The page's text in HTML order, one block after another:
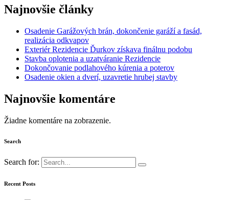
Najnovšie články
Osadenie Garážových brán, dokončenie garáží a fasád,
realizácia odkvapov
Exteriér Rezidencie Ďurkov získava finálnu podobu
Stavba oplotenia a uzatváranie Rezidencie
Dokončovanie podlahového kúrenia a poterov
Osadenie okien a dverí, uzavretie hrubej stavby
Najnovšie komentáre
Žiadne komentáre na zobrazenie.
Search
Search for:
Recent Posts